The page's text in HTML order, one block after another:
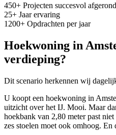
450+ Projecten succesvol afgerond
25+ Jaar ervaring
1200+ Opdrachten per jaar
Hoekwoning in
verdieping?
Dit scenario herkennen wij
U koopt een hoekwoning in
uitzicht over het IJ. Mooi. Maar
hoekbank van 2,80 meter past
zes stoelen moet ook omhoog. En